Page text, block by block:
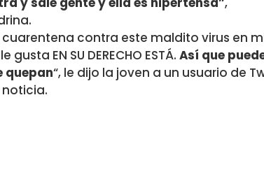
cuarentena contra este maldito virus en
EN SU DERECHO ESTÁ. Así que
quepan“, le dijo la joven a un usuario de